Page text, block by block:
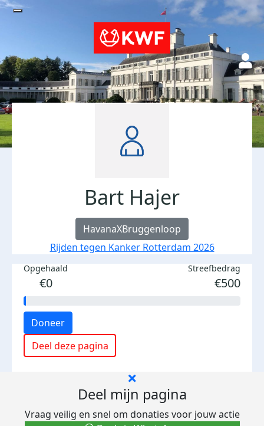
Bart Hajer
HavanaXBruggenloop
Rijden tegen Kanker Rotterdam 2026
Opgehaald
€0
Streefbedrag
€500
Doneer
Deel deze pagina
Deel mijn pagina
Vraag veilig en snel om donaties voor jouw actie